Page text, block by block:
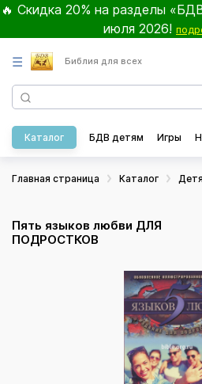
🔥 Скидка 20% на разделы
июля 2026!
☰ Библия для всех
Каталог БДВ детям Игры
Главная страница Каталог
Пять языков любви ДЛЯ
ПОДРОСТКОВ